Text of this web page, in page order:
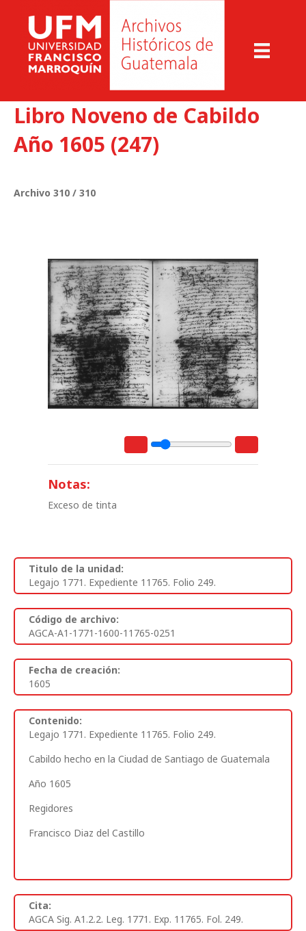
Libro Noveno de Cabildo
Año 1605 (247)
Archivo 310 / 310
Notas:
Exceso de tinta
Titulo de la unidad:
Legajo 1771. Expediente 11765. Folio 249.
Código de archivo:
AGCA-A1-1771-1600-11765-0251
Fecha de creación:
1605
Contenido:
Legajo 1771. Expediente 11765. Folio 249.
Cabildo hecho en la Ciudad de Santiago de Guatemala
Año 1605
Regidores
Francisco Diaz del Castillo
Cita:
AGCA Sig. A1.2.2. Leg. 1771. Exp. 11765. Fol. 249.